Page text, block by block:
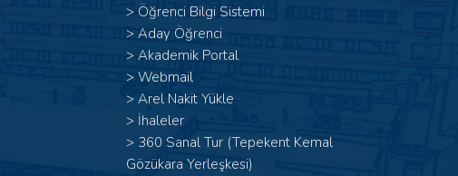
> Öğrenci Bilgi Sistemi
> Aday Öğrenci
> Akademik Portal
> Webmail
> Arel Nakit Yükle
> İhaleler
> 360 Sanal Tur (Tepekent Kemal
Gözükara Yerleşkesi)